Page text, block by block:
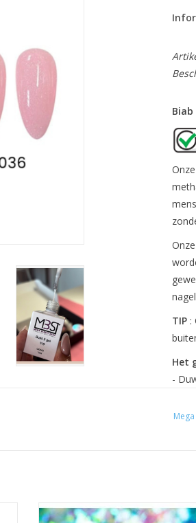
Biab
TIP:
Het
-
–
–
Galaxy flakes